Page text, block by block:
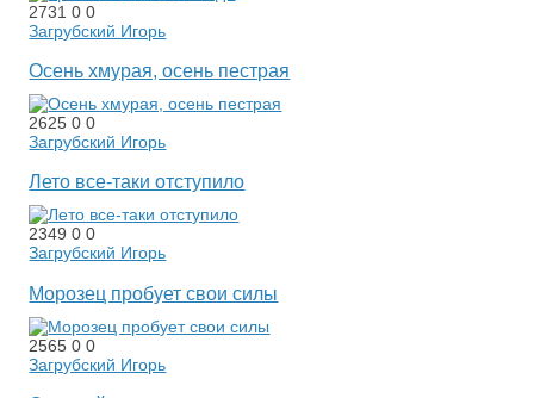
273100
Загрубский Игорь
Осень хмурая, осень пестрая
262500
Загрубский Игорь
Лето все-таки отступило
234900
Загрубский Игорь
Морозец пробует свои силы
256500
Загрубский Игорь